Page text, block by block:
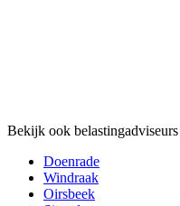
Bekijk ook
Doenrade
Windraak
Oirsbeek